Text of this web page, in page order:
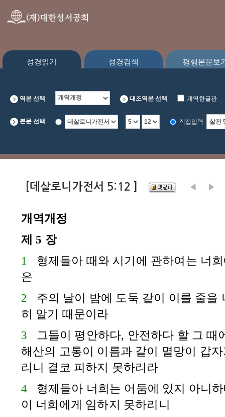
성경읽기 성경검색 평행본문보
역본 선택 대조역본 선택 개역한글판
본문 선택
직접입력
[데살로니가전서 5:12 ]
개역개정
제 5 장
1 형제들아 때와 시기에 관하여는 너
은
2 주의 날이 밤에 도둑 같이 이를 줄을
히 알기 때문이라
3 그들이 평안하다, 안전하다 할 그 때
해산의 고통이 이름과 같이 멸망이 갑
리니 결코 피하지 못하리라
4 형제들아 너희는 어둠에 있지 아니
이 너희에게 임하지 못하리니